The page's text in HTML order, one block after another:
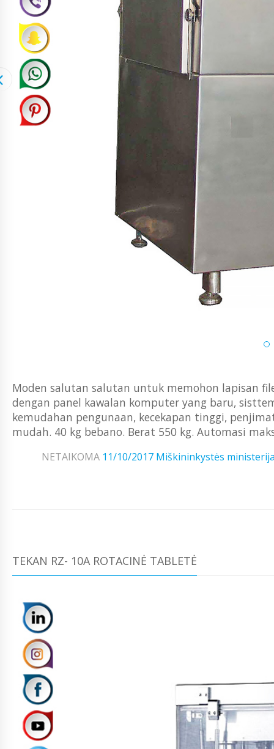
Moden salutan salutan untuk memohon lapisan
dengan panel kawalan komputer yang baru,
kemudahan pengunaan, kecekapan tinggi,
mudah. 40 kg bebano. Berat 550 kg. Automasi
NETAIKOMA 11/10/2017 Miškininkystės
TEKAN RZ- 10A ROTACINĖ TABLETĖ